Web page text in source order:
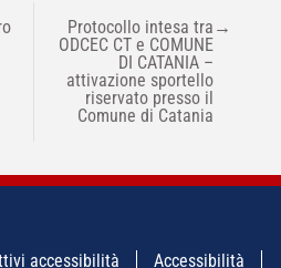
Protocollo intesa tra
ODCEC CT e COMUNE
DI CATANIA –
attivazione sportello
riservato presso il
Comune di Catania
→
accessibilità
Accessibilità